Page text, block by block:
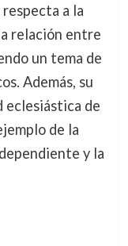
a la
relación entre
un tema de
Además, su
de
de la
y la